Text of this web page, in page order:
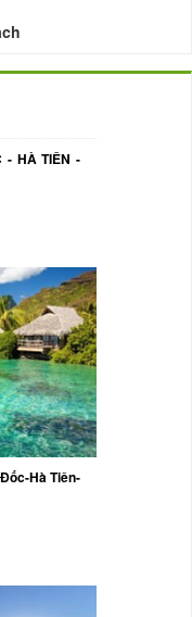
- HÀ TIÊN -
Hà Tiên-